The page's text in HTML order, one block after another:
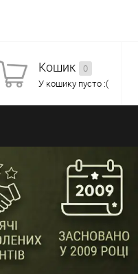
Кошик
0
У кошику пусто :(